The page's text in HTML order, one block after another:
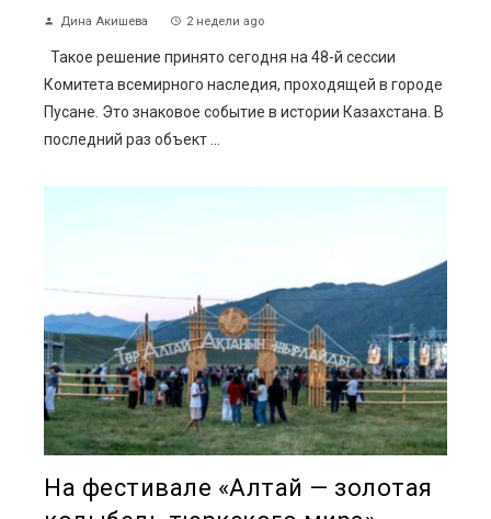
Дина Акишева 2 недели ago
Такое решение принято сегодня на 48-й сессии
Комитета всемирного наследия, проходящей в городе
Пусане. Это знаковое событие в истории Казахстана. В
последний раз объект ...
На фестивале «Алтай — золотая